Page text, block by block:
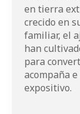
en tierra
crecido en
familiar, el
han
para
acompaña
expositivo.